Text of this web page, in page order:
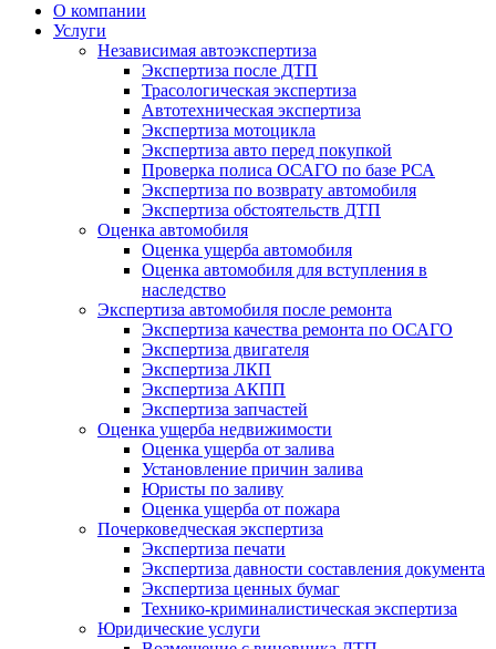
О компании
Услуги
Независимая автоэкспертиза
Экспертиза после ДТП
Трасологическая экспертиза
Автотехническая экспертиза
Экспертиза мотоцикла
Экспертиза авто перед покупкой
Проверка полиса ОСАГО по базе РСА
Экспертиза по возврату автомобиля
Экспертиза обстоятельств ДТП
Оценка автомобиля
Оценка ущерба автомобиля
Оценка автомобиля для вступления в
наследство
Экспертиза автомобиля после ремонта
Экспертиза качества ремонта по ОСАГО
Экспертиза двигателя
Экспертиза ЛКП
Экспертиза АКПП
Экспертиза запчастей
Оценка ущерба недвижимости
Оценка ущерба от залива
Установление причин залива
Юристы по заливу
Оценка ущерба от пожара
Почерковедческая экспертиза
Экспертиза печати
Экспертиза давности составления документа
Экспертиза ценных бумаг
Технико-криминалистическая экспертиза
Юридические услуги